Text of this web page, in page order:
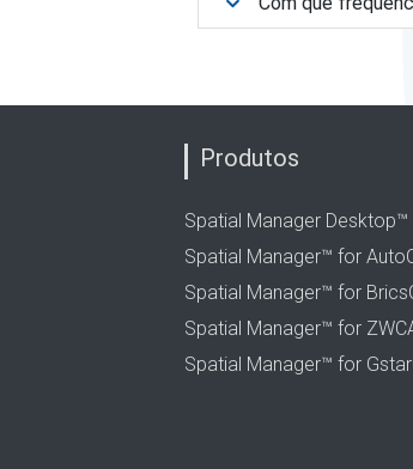
Produtos
Spatial Manager Desktop™
Spatial Manager™ for
Spatial Manager™ for
Spatial Manager™ for
Spatial Manager™ for